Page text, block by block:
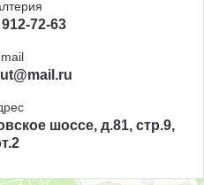
72-63
шоссе, д.81, стр.9,